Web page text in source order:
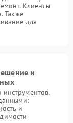
Клиенты
Также
для
и
и